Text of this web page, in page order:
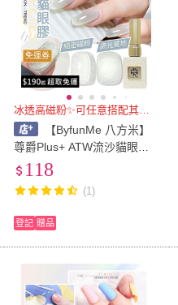
免運券
冰透高磁粉✨可任意搭配其他底色
【ByfunMe 八方米】
尊爵Plus+ ATW流沙貓眼膠
甲油膠 美甲凝膠光撩膠甲油
118
(1)
登記 贈品